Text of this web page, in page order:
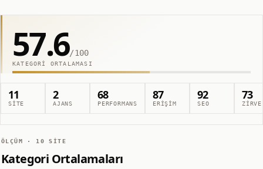
57.6/100
KATEGORI ORTALAMASI
11
SITE
2
AJANS
68
PERFORMANS
87
ERIŞIM
92
SEO
73
ZIRVE
ÖLÇÜM · 10 SITE
Kategori Ortalamaları